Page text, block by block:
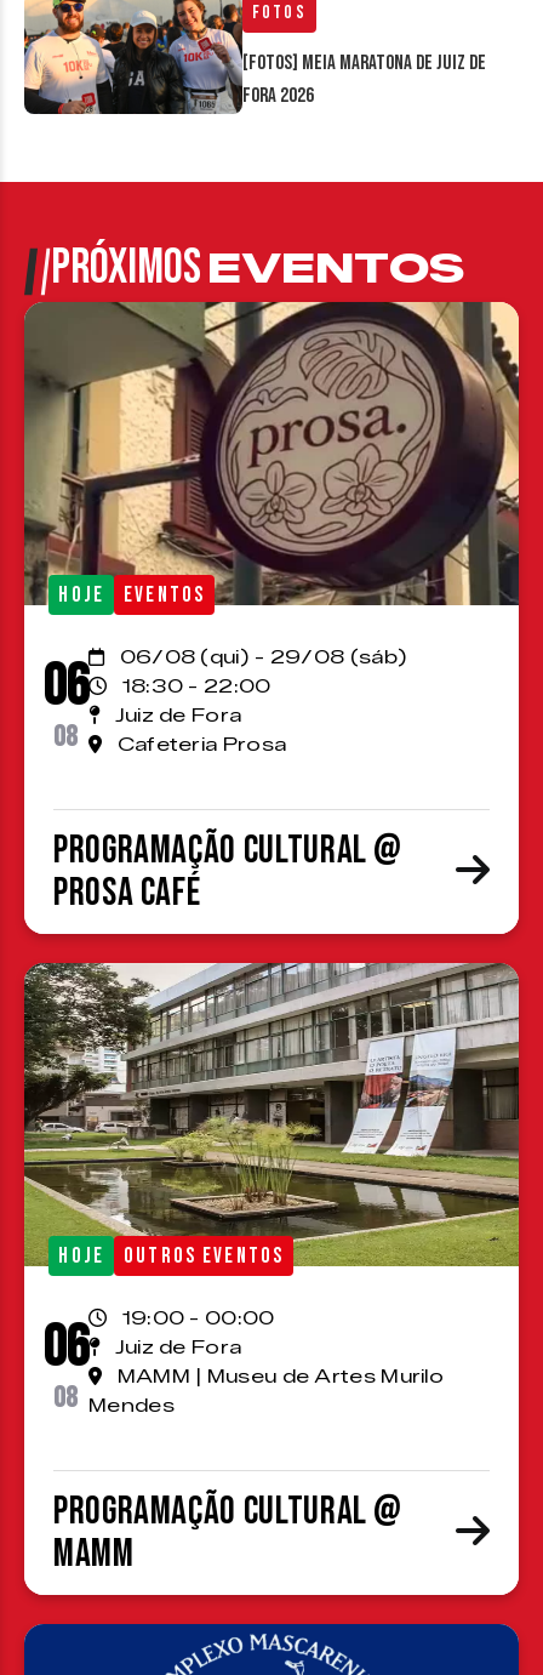
Fotos
[FOTOS] Meia Maratona de Juiz de
Fora 2026
PRÓXIMOSEVENTOS
HOJE EVENTOS
06
08
06/08 (qui) - 29/08 (sáb)
18:30 - 22:00
Juiz de Fora
Cafeteria Prosa
Programação cultural @
Prosa Café
HOJE OUTROS EVENTOS
06
08
19:00 - 00:00
Juiz de Fora
MAMM | Museu de Artes Murilo
Mendes
Programação cultural @
MAMM